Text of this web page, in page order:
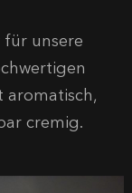
für unsere
aromatisch,
cremig.